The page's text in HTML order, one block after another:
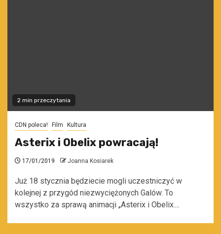
2 min przeczytania
CDN poleca! Film Kultura
Asterix i Obelix powracają!
17/01/2019 Joanna Kosiarek
Już 18 stycznia będziecie mogli uczestniczyć w
kolejnej z przygód niezwyciężonych Galów. To
wszystko za sprawą animacji „Asterix i Obelix....